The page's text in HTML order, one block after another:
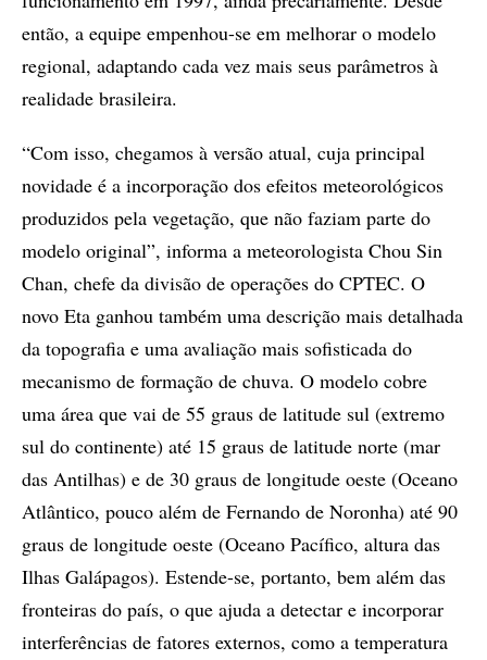
então, a equipe empenhou-se em melhorar o modelo
regional, adaptando cada vez mais seus parâmetros à
realidade brasileira.
“Com isso, chegamos à versão atual, cuja principal
novidade é a incorporação dos efeitos meteorológicos
produzidos pela vegetação, que não faziam parte do
modelo original”, informa a meteorologista Chou Sin
Chan, chefe da divisão de operações do CPTEC. O
novo Eta ganhou também uma descrição mais detalhada
da topografia e uma avaliação mais sofisticada do
mecanismo de formação de chuva. O modelo cobre
uma área que vai de 55 graus de latitude sul (extremo
sul do continente) até 15 graus de latitude norte (mar
das Antilhas) e de 30 graus de longitude oeste (Oceano
Atlântico, pouco além de Fernando de Noronha) até 90
graus de longitude oeste (Oceano Pacífico, altura das
Ilhas Galápagos). Estende-se, portanto, bem além das
fronteiras do país, o que ajuda a detectar e incorporar
interferências de fatores externos, como a temperatura